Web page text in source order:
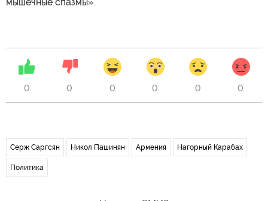
0 0 0 0 0 0
Серж Саргсян Никол Пашинян Армения Нагорный Карабах
Политика